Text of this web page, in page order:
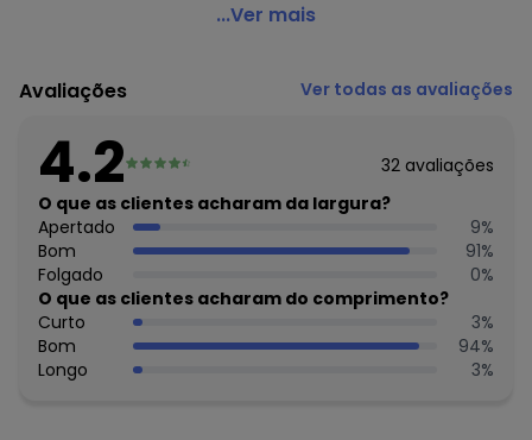
Vizzano - Chinelo Vizzano Ouro Rosado em Sintético
Observação: Palmilha confort
Tecido: Sintético
Histórico de preços
O preço apresentado abaixo é o menor oferecido em
algum dia do mês, para o menor tamanho disponível.
agosto/2026
R$ 59,99
julho/2026 N/D*
junho/2026
maio/2026 R$ 59,99
abril/2026 R$ 55,99
março/2026 R$ 59,99
...Ver mais
Avaliações Ver todas as avaliações
4.2 32 avaliações
O que as clientes acharam da largura?
Apertado
9%
Bom
91%
Folgado
0%
O que as clientes acharam do comprimento?
Curto
3%
Bom
94%
Longo
3%